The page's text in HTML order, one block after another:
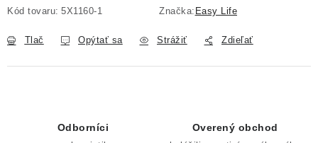
Kód tovaru: 5X1160-1 Značka: Easy Life
Tlač Opýtať sa Strážiť Zdieľať
Odborníci Overený obchod